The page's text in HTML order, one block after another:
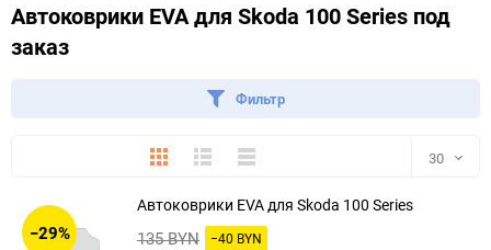
Автоковрики EVA для Skoda 100 Series под
заказ
Фильтр
ПлиткаПодробноКомпактно 30
30
−29%
Автоковрики EVA для Skoda 100 Series
135 BYN −40 BYN